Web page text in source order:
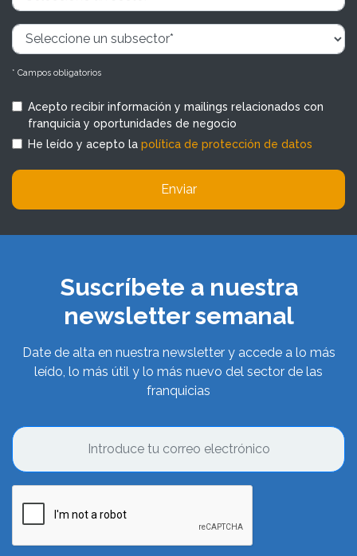
* Campos obligatorios
Acepto recibir información y mailings relacionados con
franquicia y oportunidades de negocio
He leído y acepto la política de protección de datos
Enviar
Suscríbete a nuestra
newsletter semanal
Date de alta en nuestra newsletter y accede a lo más
leído, lo más útil y lo más nuevo del sector de las
franquicias